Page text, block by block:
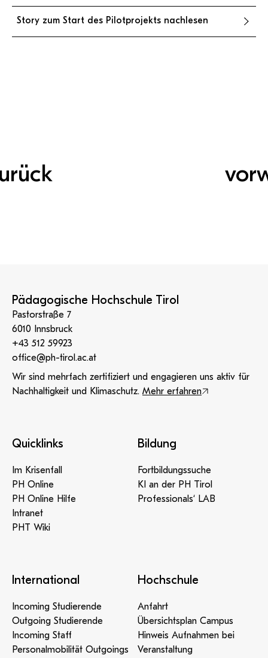
Story zum Start des Pilotprojekts nachlesen
Pädagogische Hochschule Tirol
Pastorstraße 7
6010 Innsbruck
+43 512 59923
office@ph-tirol.ac.at
Wir sind mehrfach zertifiziert und engagieren uns aktiv für
Nachhaltigkeit und Klimaschutz. Mehr erfahren
Quicklinks
Im Krisenfall
PH Online
PH Online Hilfe
Intranet
PHT Wiki
Bildung
Fortbildungssuche
KI an der PH Tirol
Professionals‘ LAB
International
Incoming Studierende
Outgoing Studierende
Incoming Staff
Personalmobilität Outgoings
Hochschule
Anfahrt
Übersichtsplan Campus
Hinweis Aufnahmen bei
Veranstaltung